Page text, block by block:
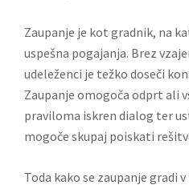
Zaupanje je kot gradnik, na
uspešna pogajanja. Brez
udeleženci je težko doseči
Zaupanje omogoča odprt ali
praviloma iskren dialog ter
mogoče skupaj poiskati
Toda kako se zaupanje gradi